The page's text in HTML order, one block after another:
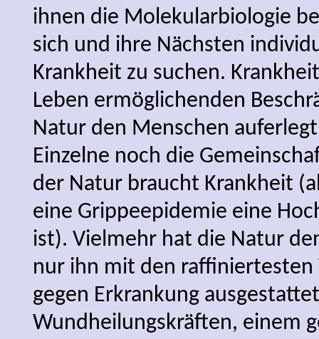
ihnen die Molekularbiologie
sich und ihre Nächsten
Krankheit zu suchen.
Leben ermöglichenden
Natur den Menschen
Einzelne noch die
der Natur braucht Krankheit
eine Grippeepidemie eine
ist). Vielmehr hat die Natur
nur ihn mit den raffiniertesten
gegen Erkrankung
Wundheilungskräften, einem